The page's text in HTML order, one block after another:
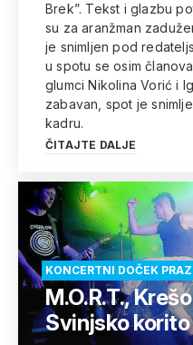
Brek”. Tekst i glazbu
su za aranžman
je snimljen pod
u spotu se osim
glumci Nikolina Vorić i
zabavan, spot je
kadru.
ČITAJTE DALJE
KONCERTNI DOČEK
M.O.R.T.,
Svinjsko